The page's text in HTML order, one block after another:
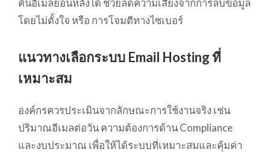
คืนอีเมลย้อนหลังได้ ช่วยลดความเสี่ยงจากการลบข้อมูล
โดยไม่ตั้งใจ หรือ การโจมตีทางไซเบอร์
แนวทางเลือกระบบ Email Hosting ที่
เหมาะสม
องค์กรควรประเมินจากลักษณะการใช้งานจริง เช่น
ปริมาณอีเมลต่อวัน ความต้องการด้าน Compliance
และงบประมาณ เพื่อให้ได้ระบบที่เหมาะสมและคุ้มค่า